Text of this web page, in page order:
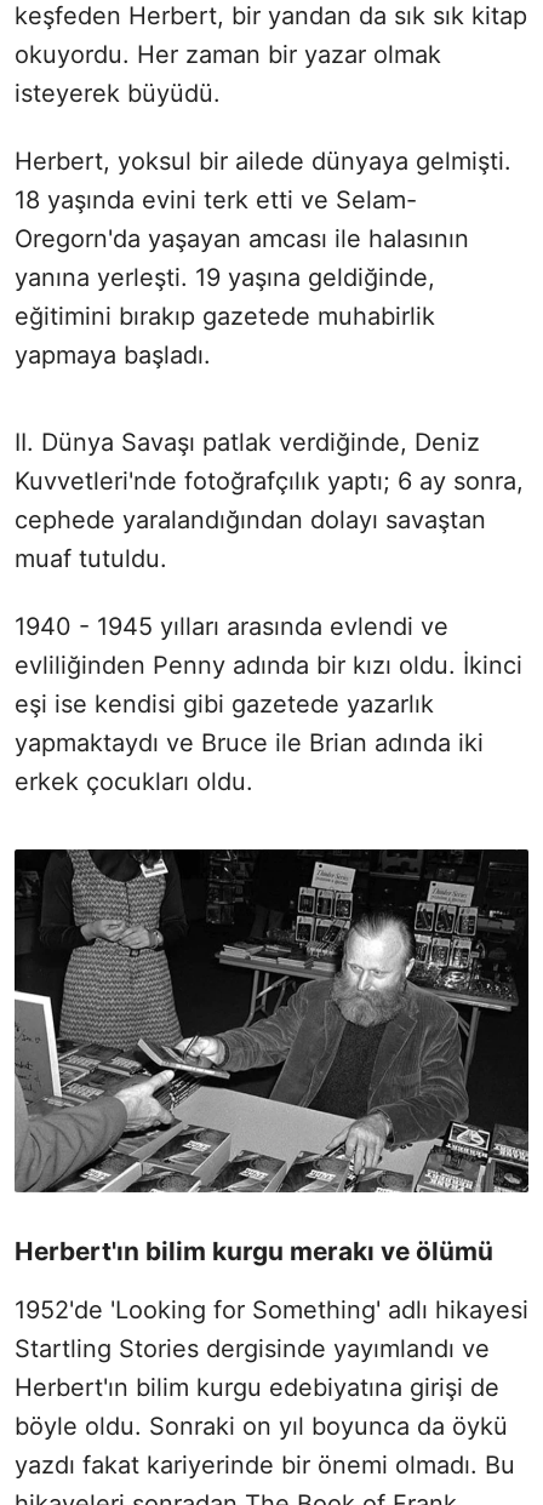
keşfeden Herbert, bir yandan da sık sık kitap
okuyordu. Her zaman bir yazar olmak
isteyerek büyüdü.
Herbert, yoksul bir ailede dünyaya gelmişti.
18 yaşında evini terk etti ve Selam-
Oregorn'da yaşayan amcası ile halasının
yanına yerleşti. 19 yaşına geldiğinde,
eğitimini bırakıp gazetede muhabirlik
yapmaya başladı.
II. Dünya Savaşı patlak verdiğinde, Deniz
Kuvvetleri'nde fotoğrafçılık yaptı; 6 ay sonra,
cephede yaralandığından dolayı savaştan
muaf tutuldu.
1940 - 1945 yılları arasında evlendi ve
evliliğinden Penny adında bir kızı oldu. İkinci
eşi ise kendisi gibi gazetede yazarlık
yapmaktaydı ve Bruce ile Brian adında iki
erkek çocukları oldu.
Herbert'ın bilim kurgu merakı ve ölümü
1952'de 'Looking for Something' adlı hikayesi
Startling Stories dergisinde yayımlandı ve
Herbert'ın bilim kurgu edebiyatına girişi de
böyle oldu. Sonraki on yıl boyunca da öykü
yazdı fakat kariyerinde bir önemi olmadı. Bu